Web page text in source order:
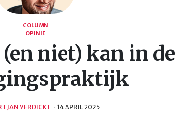
COLUMN
OPINIE
niet) kan in de
VERDICKT · 14 APRIL 2025